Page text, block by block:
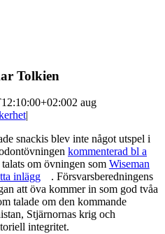
Tolkien
2 aug
|
snackis blev inte något utspel i
kommenterad bl a
om övningen som Wiseman
inlägg
. Försvarsberedningens
att öva kommer in som god tvåa
talade om den kommande
Stjärnornas krig och
integritet.